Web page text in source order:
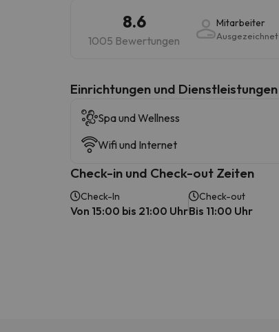
8.6
1005 Bewertungen
Mitarbeiter
Ausgezeichnet
​Einrichtungen und Dienstleistungen
Spa und Wellness
Wifi und Internet
Check-in und Check-out Zeiten
Check-In
Von 15:00 bis 21:00 Uhr
Check-out
Bis 11:00 Uhr